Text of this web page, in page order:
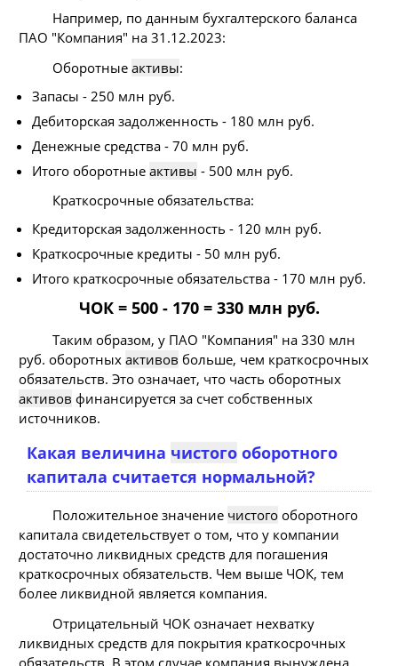
Например, по данным бухгалтерского баланса
ПАО "Компания" на 31.12.2023:
Оборотные активы:
Запасы - 250 млн руб.
Дебиторская задолженность - 180 млн руб.
Денежные средства - 70 млн руб.
Итого оборотные активы - 500 млн руб.
Краткосрочные обязательства:
Кредиторская задолженность - 120 млн руб.
Краткосрочные кредиты - 50 млн руб.
Итого краткосрочные обязательства - 170 млн руб.
ЧОК = 500 - 170 = 330 млн руб.
Таким образом, у ПАО "Компания" на 330 млн
руб. оборотных активов больше, чем краткосрочных
обязательств. Это означает, что часть оборотных
активов финансируется за счет собственных
источников.
Какая величина чистого оборотного
капитала считается нормальной?
Положительное значение чистогооборотного
капитала свидетельствует о том, что у компании
достаточно ликвидных средств для погашения
краткосрочных обязательств. Чем выше ЧОК, тем
более ликвидной является компания.
Отрицательный ЧОК означает нехватку
ликвидных средств для покрытия краткосрочных
обязательств. В этом случае компания вынуждена